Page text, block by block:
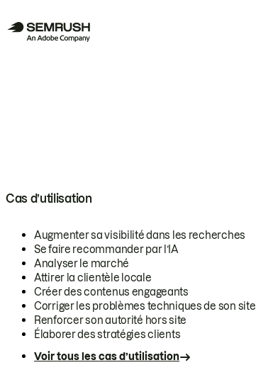
Cas d’utilisation
Augmenter sa visibilité dans les recherches
Se faire recommander par l’IA
Analyser le marché
Attirer la clientèle locale
Créer des contenus engageants
Corriger les problèmes techniques de son site
Renforcer son autorité hors site
Élaborer des stratégies clients
Voir tous les cas d’utilisation